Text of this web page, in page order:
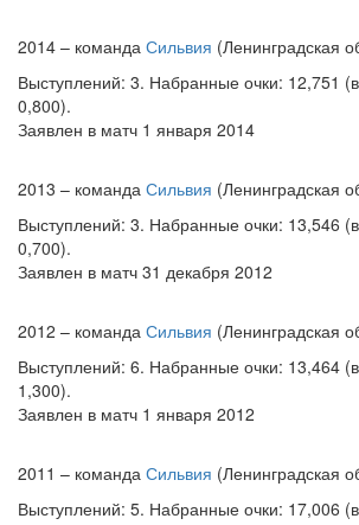
2014 – команда Сильвия (Ленинградская
Выступлений: 3. Набранные очки: 12,751
0,800).
Заявлен в матч 1 января 2014
2013 – команда Сильвия (Ленинградская
Выступлений: 3. Набранные очки: 13,546
0,700).
Заявлен в матч 31 декабря 2012
2012 – команда Сильвия (Ленинградская
Выступлений: 6. Набранные очки: 13,464
1,300).
Заявлен в матч 1 января 2012
2011 – команда Сильвия (Ленинградская
Выступлений: 5. Набранные очки: 17,006